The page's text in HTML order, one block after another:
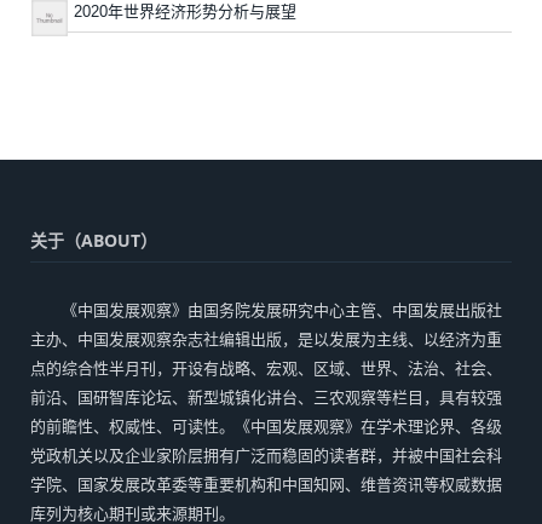
2020年世界经济形势分析与展望
关于（ABOUT）
《中国发展观察》由国务院发展研究中心主管、中国发展出版社
主办、中国发展观察杂志社编辑出版，是以发展为主线、以经济为重
点的综合性半月刊，开设有战略、宏观、区域、世界、法治、社会、
前沿、国研智库论坛、新型城镇化讲台、三农观察等栏目，具有较强
的前瞻性、权威性、可读性。《中国发展观察》在学术理论界、各级
党政机关以及企业家阶层拥有广泛而稳固的读者群，并被中国社会科
学院、国家发展改革委等重要机构和中国知网、维普资讯等权威数据
库列为核心期刊或来源期刊。